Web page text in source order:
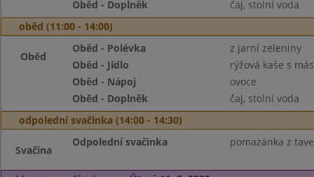
Oběd - Doplněk
čaj, stolní voda
oběd (11:00 - 14:00)
Oběd
Oběd - Polévka
z jarní zeleniny
Oběd - Jídlo
rýžová kaše s
Oběd - Nápoj
ovoce
Oběd - Doplněk
čaj, stolní voda
odpolední svačinka (14:00 - 14:30)
Svačina
Odpolední svačinka pomazánka z